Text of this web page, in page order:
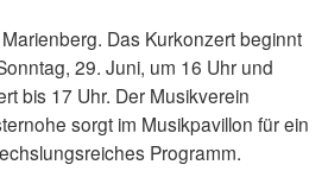
Das Kurkonzert beginnt
29. Juni, um 16 Uhr und
bis 17 Uhr. Der Musikverein
sorgt im Musikpavillon für ein
Programm.